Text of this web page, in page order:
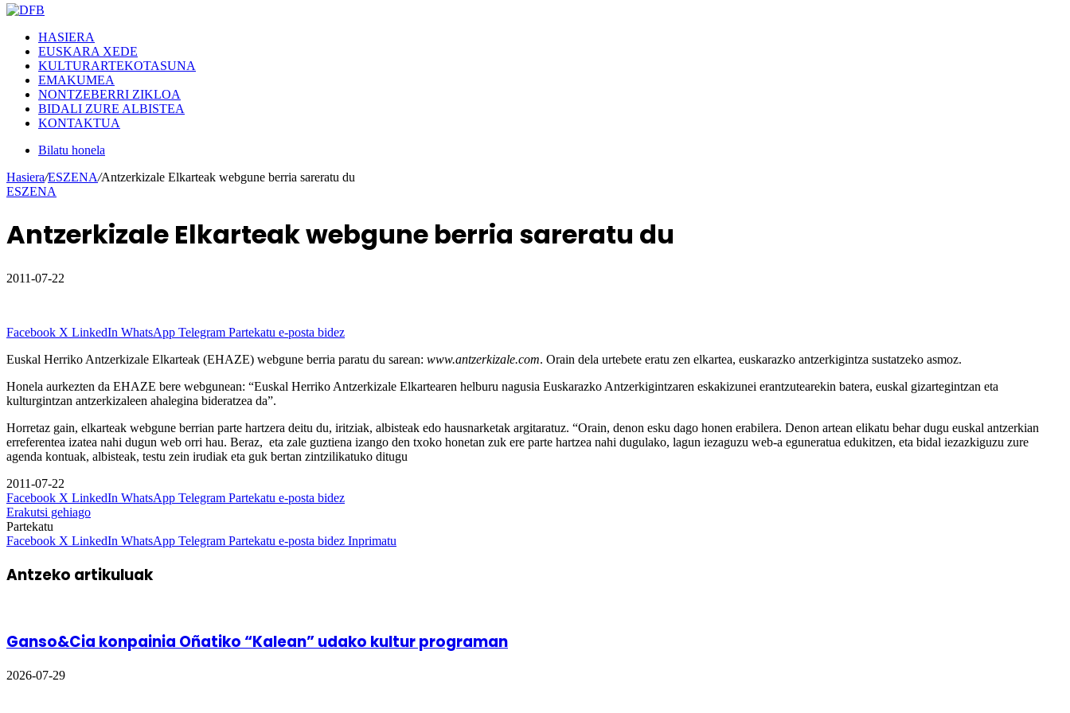
HASIERA
EUSKARA XEDE
KULTURARTEKOTASUNA
EMAKUMEA
NONTZEBERRI ZIKLOA
BIDALI ZURE ALBISTEA
KONTAKTUA
Bilatu honela
Hasiera/ESZENA/Antzerkizale Elkarteak webgune berria sareratu du
ESZENA
Antzerkizale Elkarteak webgune berria sareratu du
2011-07-22
Facebook X LinkedIn WhatsApp Telegram Partekatu e-posta bidez
Euskal Herriko Antzerkizale Elkarteak (EHAZE) webgune berria paratu du sarean: www.antzerkizale.com. Orain dela urtebete eratu zen elkartea, euskarazko antzerkigintza sustatzeko asmoz.
Honela aurkezten da EHAZE bere webgunean: “Euskal Herriko Antzerkizale Elkartearen helburu nagusia Euskarazko Antzerkigintzaren eskakizunei erantzutearekin batera, euskal gizartegintzan eta
kulturgintzan antzerkizaleen ahalegina bideratzea da”.
Horretaz gain, elkarteak webgune berrian parte hartzera deitu du, iritziak, albisteak edo hausnarketak argitaratuz. “Orain, denon esku dago honen erabilera. Denon artean elikatu behar dugu euskal antzerkian
erreferentea izatea nahi dugun web orri hau. Beraz, eta zale guztiena izango den txoko honetan zuk ere parte hartzea nahi dugulako, lagun iezaguzu web-a eguneratua edukitzen, eta bidal iezazkiguzu zure
agenda kontuak, albisteak, testu zein irudiak eta guk bertan zintzilikatuko ditugu
2011-07-22
Facebook X LinkedIn WhatsApp Telegram Partekatu e-posta bidez
Erakutsi gehiago
Partekatu
Facebook X LinkedIn WhatsApp Telegram Partekatu e-posta bidez Inprimatu
Antzeko artikuluak
Ganso&Cia konpainia Oñatiko “Kalean” udako kultur programan
2026-07-29